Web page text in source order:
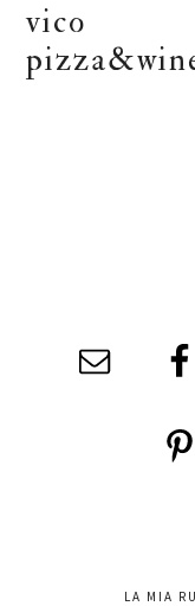
vico
LA MIA